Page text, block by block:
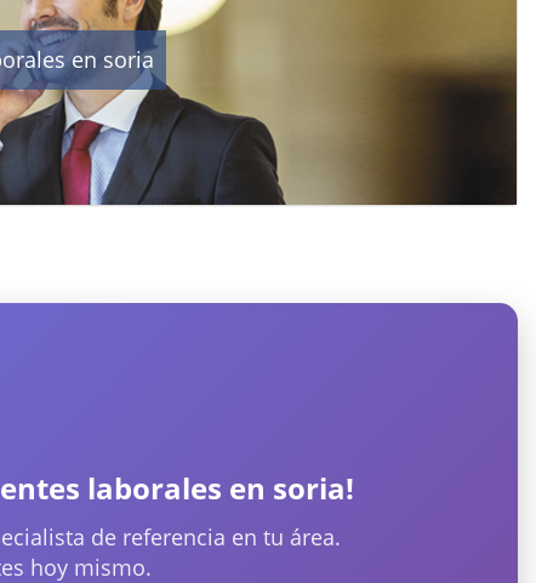
en soria
laborales en soria!
de referencia en tu área.
hoy mismo.